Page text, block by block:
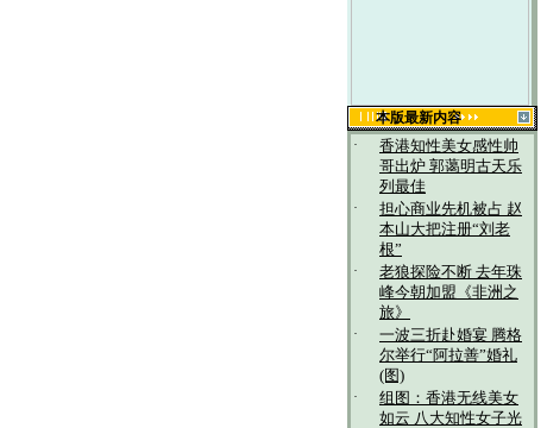
本版最新内容
·
香港知性美女感性帅
哥出炉 郭蔼明古天乐
列最佳
·
担心商业先机被占 赵
本山大把注册“刘老
根”
·
老狼探险不断 去年珠
峰今朝加盟《非洲之
旅》
·
一波三折赴婚宴 腾格
尔举行“阿拉善”婚礼
(图)
·
组图：香港无线美女
如云 八大知性女子光